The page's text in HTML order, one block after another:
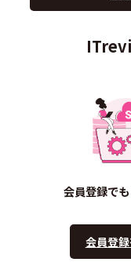
会員登録で
会員登